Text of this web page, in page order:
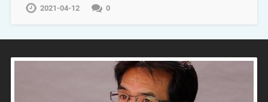
2021-04-12 0